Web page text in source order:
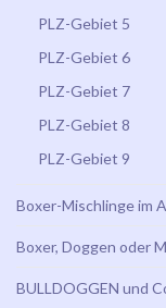
PLZ-Gebiet 5
PLZ-Gebiet 6
PLZ-Gebiet 7
PLZ-Gebiet 8
PLZ-Gebiet 9
Boxer-Mischlinge im
Boxer, Doggen oder
BULLDOGGEN und